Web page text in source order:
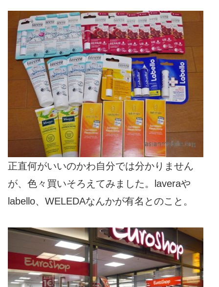
正直何がいいのかわ自分では分かりません
が、色々買いそろえてみました。laveraや
labello、WELEDAなんかが有名とのこと。